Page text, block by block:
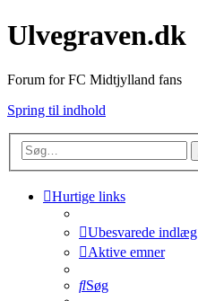
Ulvegraven.dk
Forum for FC Midtjylland fans
Spring til indhold
Hurtige links
Ubesvarede indlæg
Aktive emner
Søg